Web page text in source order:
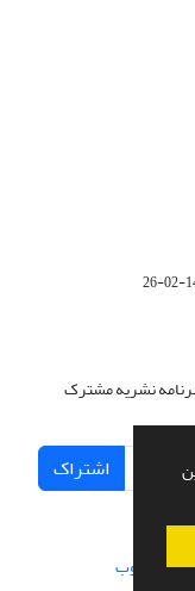
نشریه مشترک
اشتراک
از سیناوب